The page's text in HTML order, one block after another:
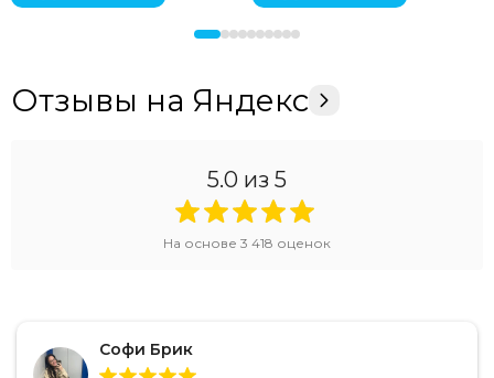
Отзывы на Яндекс
5.0 из 5
На основе 3 418 оценок
Софи Брик